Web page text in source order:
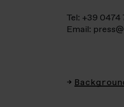
Tel: +39 0474
Email: